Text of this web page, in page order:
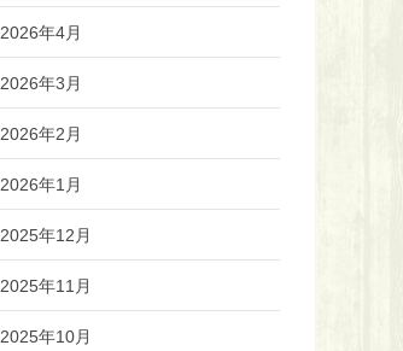
2026年4月
2026年3月
2026年2月
2026年1月
2025年12月
2025年11月
2025年10月